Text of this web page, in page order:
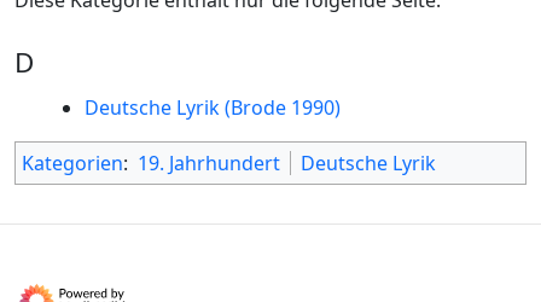
D
Deutsche Lyrik (Brode 1990)
Kategorien: 19. Jahrhundert Deutsche Lyrik